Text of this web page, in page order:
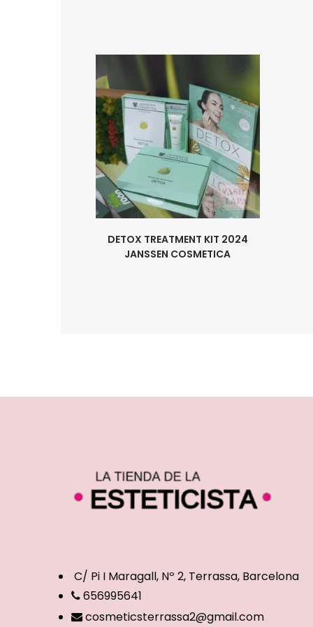
DETOX TREATMENT KIT 2024
JANSSEN COSMETICA
C/ Pi I Maragall, Nº 2, Terrassa, Barcelona
656995641
cosmeticsterrassa2@gmail.com